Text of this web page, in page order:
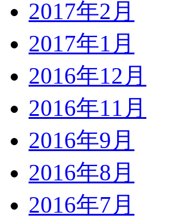
2017年2月
2017年1月
2016年12月
2016年11月
2016年9月
2016年8月
2016年7月